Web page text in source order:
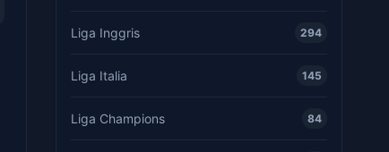
Liga Inggris 294
Liga Italia 145
Liga Champions 84